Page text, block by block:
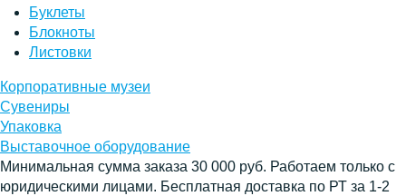
Буклеты
Блокноты
Листовки
Корпоративные музеи
Сувениры
Упаковка
Выставочное оборудование
Минимальная сумма заказа 30 000 руб. Работаем только с
юридическими лицами. Бесплатная доставка по РТ за 1-2